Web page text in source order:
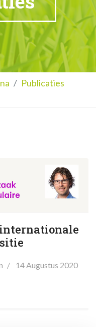
Publicaties
internationale
14 Augustus 2020